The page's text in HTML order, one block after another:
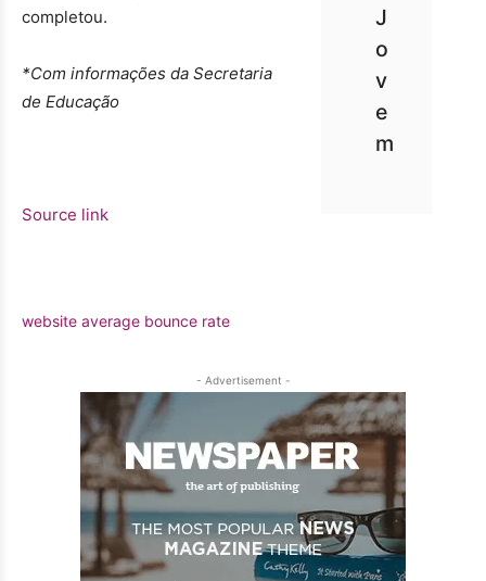
J
o
v
e
m
completou.
*Com informações da Secretaria
de Educação
Source link
website average bounce rate
- Advertisement -